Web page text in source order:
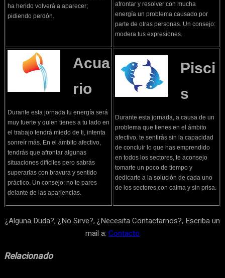
ha herido volverá a aparecer;
pidiendo perdón.
afrontar y resolver con mucha
energía un problema causado por
parte de otras personas. Un consejo:
modera tus expresiones.
Acua
rio
Durante esta jornada tu energía será
muy fuerte y quien tienes a tu lado en
el trabajo tendrá miedo de ti, intenta
sonreír más. En el ámbito afectivo,
tendrás que afrontar algunas
situaciones difíciles pero sabrás
superarlas con bravura y sentido
práctico. Un consejo: no te pares
delante de las apariencias.
Pisci
s
Durante esta jornada, a causa de un
problema que tienes en el ámbito
afectivo, te sentirás sin la capacidad
de concluir lo que has emprendido
en todos los sectores, te aconsejo
tomarte un poco de tiempo y
dedicarte a la solución de cada uno
de los sectores,con calma y sin prisa.
¿Alguna Duda?, ¿No Sirve?, ¿Necesita Contactarnos?, Escriba un
mail a: Contacto
Relacionado